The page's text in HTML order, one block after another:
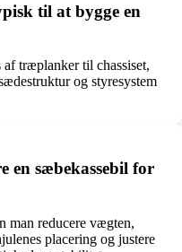
til at bygge en
træplanker til chassiset,
og styresystem
en sæbekassebil for
man reducere vægten,
placering og justere